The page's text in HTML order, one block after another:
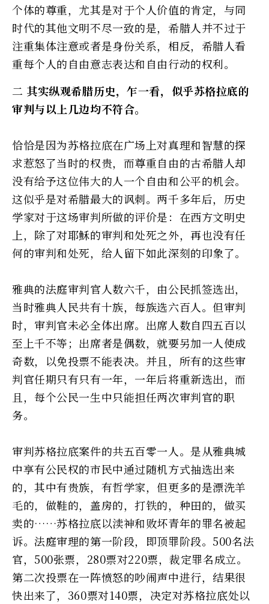
个体的尊重，尤其是对于个人价值的肯定，与同
时代的其他文明不尽一致的是，希腊人并不过于
注重集体注意或者是身份关系，相反，希腊人看
重每个人的自由意志表达和自由行动的权利。
二 其实纵观希腊历史，乍一看，似乎苏格拉底的
审判与以上几边均不符合。
恰恰是因为苏格拉底在广场上对真理和智慧的探
求惹怒了当时的权贵，而尊重自由的古希腊人却
没有给予这位伟大的人一个自由和公平的机会。
这似乎是对希腊最大的讽刺。两千多年后，历史
学家对于这场审判所做的评价是：在西方文明史
上，除了对耶穌的审判和处死之外，再也没有任
何的审判和处死，给人留下如此深刻的印象了。
雅典的法庭审判官人数六千，由公民抓签选出，
当时雅典人民共有十族，每族选六百人。但审判
时，审判官未必全体出席。出席人数自四五百以
至上千不等；出席者是偶数，就要另加一人使成
奇数，以免投票不能表决。并且，所有的这些审
判官任期只有只有一年，一年后将重新选出，而
且，每个公民一生中只能担任两次审判官的职
务。
审判苏格拉底案件的共五百零一人。是从雅典城
中享有公民权的市民中通过随机方式抽选出来
的，其中有贵族，有哲学家，但更多的是漂洗羊
毛的，做鞋的，盖房的，打铁的，种田的，做买
卖的……苏格拉底以渎神和败坏青年的罪名被起
诉。法庭审理的第一阶段，即顶罪阶段。500名法
官，500张票，280票对220票，裁定罪名成立。
第二次投票在一阵愤怒的吵闹声中进行，结果很
快出来了，360票对140票，决定对苏格拉底处以